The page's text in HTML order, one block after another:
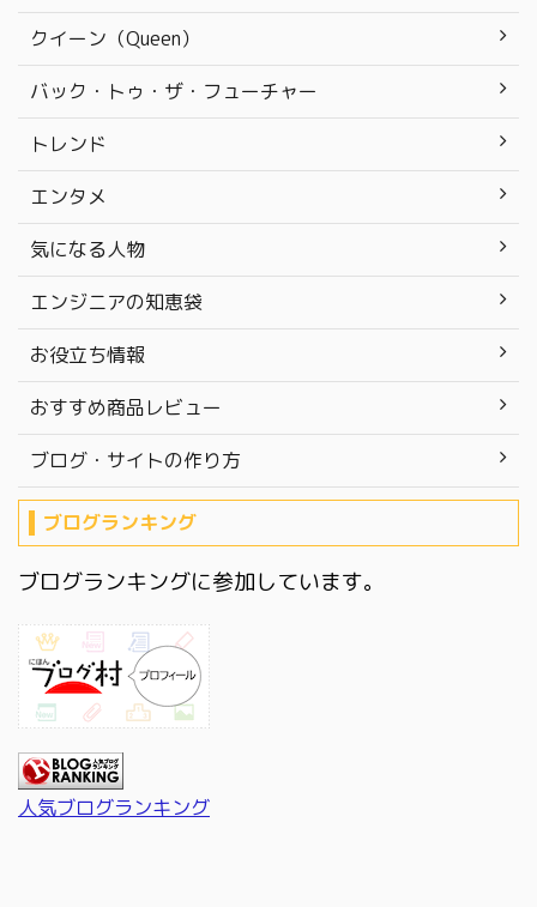
クイーン（Queen）
バック・トゥ・ザ・フューチャー
トレンド
エンタメ
気になる人物
エンジニアの知恵袋
お役立ち情報
おすすめ商品レビュー
ブログ・サイトの作り方
ブログランキング
ブログランキングに参加しています。
人気ブログランキング